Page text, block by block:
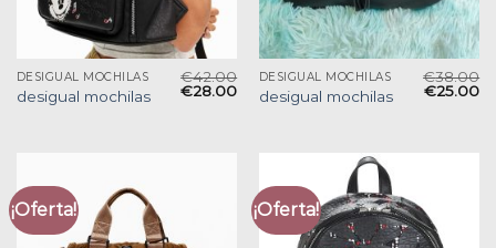
DESIGUAL MOCHILAS
desigual mochilas
€42.00
€28.00
DESIGUAL MOCHILAS
desigual mochilas
€38.00
€25.00
¡Oferta! ¡Oferta!